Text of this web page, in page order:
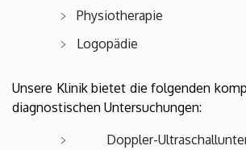
Physiotherapie
Logopädie
Unsere Klinik bietet die folgenden
diagnostischen Untersuchungen:
Doppler-